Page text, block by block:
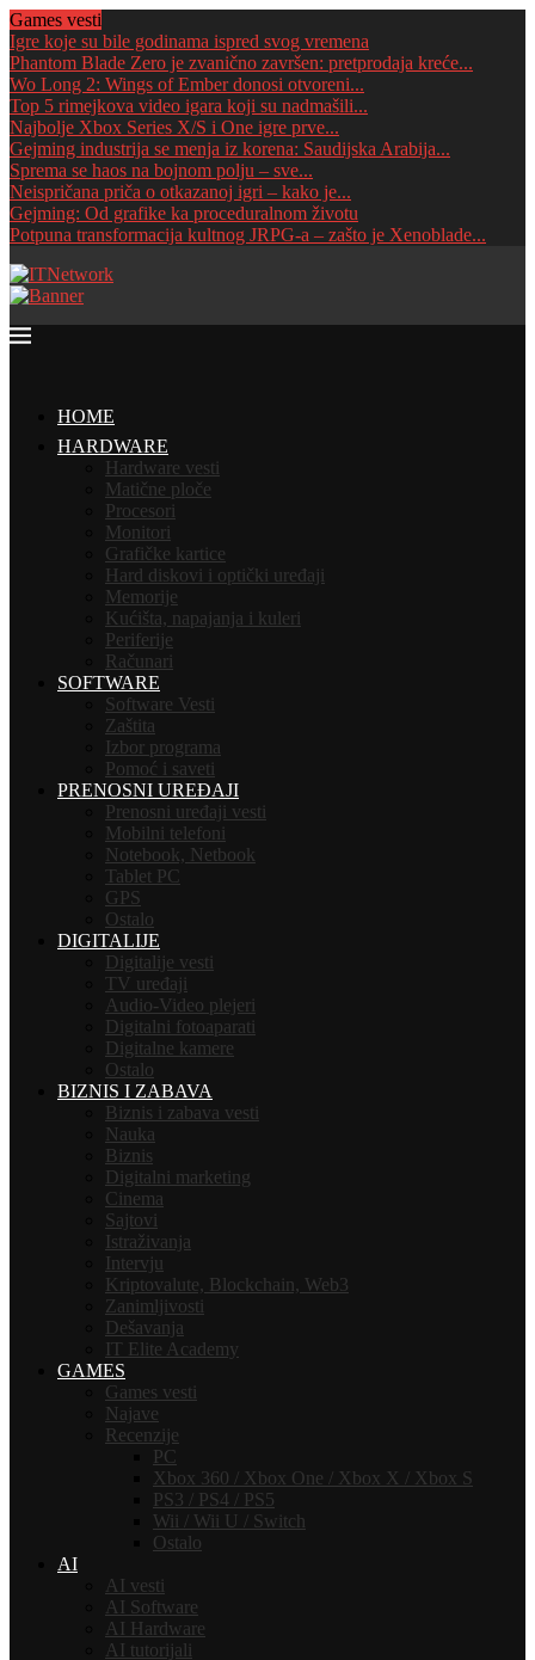
Games vesti
Igre koje su bile godinama ispred svog vremena
Phantom Blade Zero je zvanično završen: pretprodaja kreće...
Wo Long 2: Wings of Ember donosi otvoreni...
Top 5 rimejkova video igara koji su nadmašili...
Najbolje Xbox Series X/S i One igre prve...
Gejming industrija se menja iz korena: Saudijska Arabija...
Sprema se haos na bojnom polju – sve...
Neispričana priča o otkazanoj igri – kako je...
Gejming: Od grafike ka proceduralnom životu
Potpuna transformacija kultnog JRPG-a – zašto je Xenoblade...
HOME
HARDWARE
Hardware vesti
Matične ploče
Procesori
Monitori
Grafičke kartice
Hard diskovi i optički uređaji
Memorije
Kućišta, napajanja i kuleri
Periferije
Računari
SOFTWARE
Software Vesti
Zaštita
Izbor programa
Pomoć i saveti
PRENOSNI UREĐAJI
Prenosni uređaji vesti
Mobilni telefoni
Notebook, Netbook
Tablet PC
GPS
Ostalo
DIGITALIJE
Digitalije vesti
TV uređaji
Audio-Video plejeri
Digitalni fotoaparati
Digitalne kamere
Ostalo
BIZNIS I ZABAVA
Biznis i zabava vesti
Nauka
Biznis
Digitalni marketing
Cinema
Sajtovi
Istraživanja
Intervju
Kriptovalute, Blockchain, Web3
Zanimljivosti
Dešavanja
IT Elite Academy
GAMES
Games vesti
Najave
Recenzije
PC
Xbox 360 / Xbox One / Xbox X / Xbox S
PS3 / PS4 / PS5
Wii / Wii U / Switch
Ostalo
AI
AI vesti
AI Software
AI Hardware
AI tutorijali